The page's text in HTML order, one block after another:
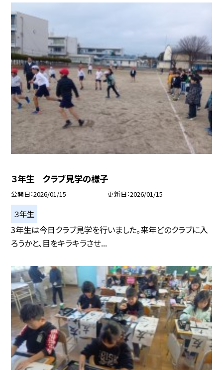
３年生 クラブ見学の様子
公開日 2026/01/15 更新日 2026/01/15
３年生
3年生は今日クラブ見学を行いました。来年どのクラブに入
ろうかと、目をキラキラさせ...